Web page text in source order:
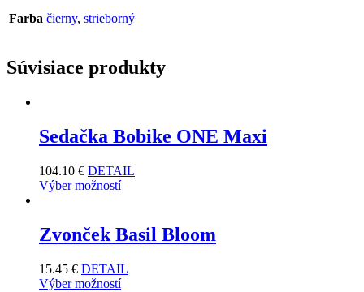
Farba čierny, strieborný
Súvisiace produkty
Sedačka Bobike ONE Maxi
104.10 € DETAIL
Výber možností
Zvonček Basil Bloom
15.45 € DETAIL
Výber možností